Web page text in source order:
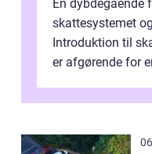
En dybdegående
skattesystemet
Introduktion til
er afgørende for